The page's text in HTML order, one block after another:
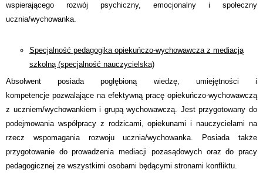
wspierającego rozwój psychiczny, emocjonalny i społeczny
ucznia/wychowanka.
Specjalność pedagogika opiekuńczo-wychowawcza z mediacją
szkolną (specjalność nauczycielska)
Absolwent posiada pogłębioną wiedzę, umiejętności i
kompetencje pozwalające na efektywną pracę opiekuńczo-wychowawczą
z uczniem/wychowankiem i grupą wychowawczą. Jest przygotowany do
podejmowania współpracy z rodzicami, opiekunami i nauczycielami na
rzecz wspomagania rozwoju ucznia/wychowanka. Posiada także
przygotowanie do prowadzenia mediacji pozasądowych oraz do pracy
pedagogicznej ze wszystkimi osobami będącymi stronami konfliktu.